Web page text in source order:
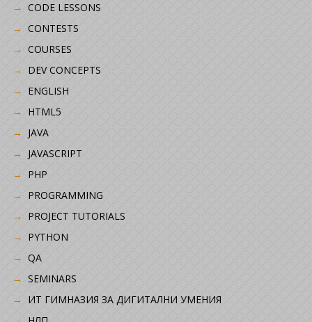
CODE LESSONS
CONTESTS
COURSES
DEV CONCEPTS
ENGLISH
HTML5
JAVA
JAVASCRIPT
PHP
PROGRAMMING
PROJECT TUTORIALS
PYTHON
QA
SEMINARS
ИТ ГИМНАЗИЯ ЗА ДИГИТАЛНИ УМЕНИЯ